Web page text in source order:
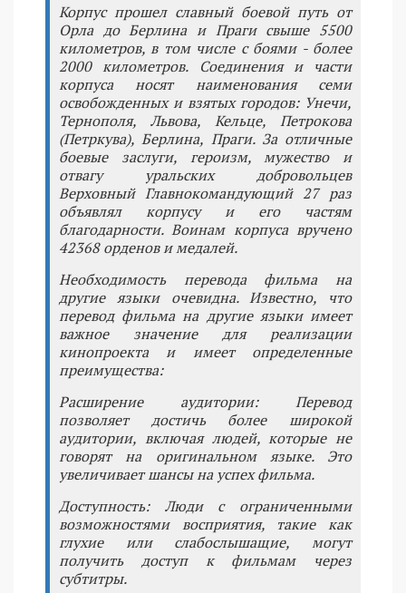
Корпус прошел славный боевой путь от
Орла до Берлина и Праги свыше 5500
километров, в том числе с боями - более
2000 километров. Соединения и части
корпуса носят наименования семи
освобожденных и взятых городов: Унечи,
Тернополя, Львова, Кельце, Петрокова
(Петркува), Берлина, Праги. За отличные
боевые заслуги, героизм, мужество и
отвагу уральских добровольцев
Верховный Главнокомандующий 27 раз
объявлял корпусу и его частям
благодарности. Воинам корпуса вручено
42368 орденов и медалей.
Необходимость перевода фильма на
другие языки очевидна. Известно, что
перевод фильма на другие языки имеет
важное значение для реализации
кинопроекта и имеет определенные
преимущества:
Расширение аудитории: Перевод
позволяет достичь более широкой
аудитории, включая людей, которые не
говорят на оригинальном языке. Это
увеличивает шансы на успех фильма.
Доступность: Люди с ограниченными
возможностями восприятия, такие как
глухие или слабослышащие, могут
получить доступ к фильмам через
субтитры.